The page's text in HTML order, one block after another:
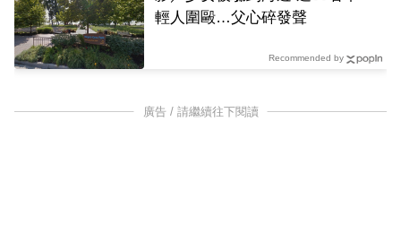
輕人圍毆…父心碎發聲
Recommended by
廣告 / 請繼續往下閱讀